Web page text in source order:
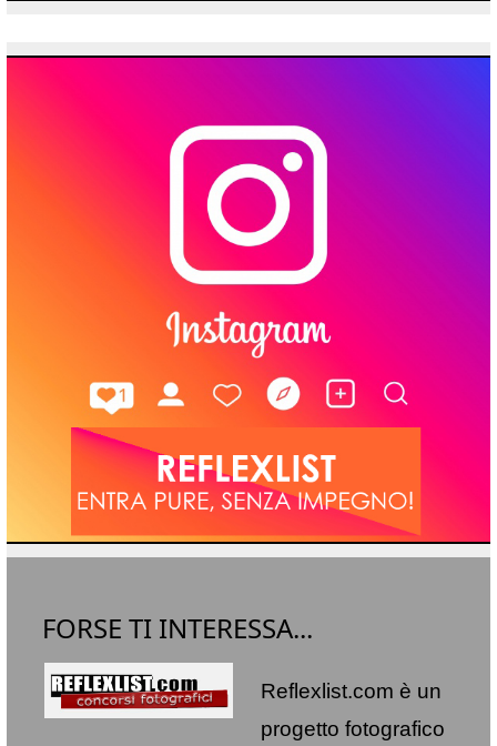
FORSE TI INTERESSA...
Reflexlist.com è un
progetto fotografico